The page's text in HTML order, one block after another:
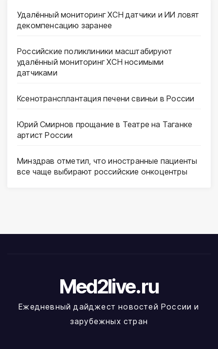
Удалённый мониторинг ХСН датчики и ИИ ловят
декомпенсацию заранее
Российские поликлиники масштабируют
удалённый мониторинг ХСН носимыми
датчиками
Ксенотрансплантация печени свиньи в России
Юрий Смирнов прощание в Театре на Таганке
артист России
Минздрав отметил, что иностранные пациенты
все чаще выбирают российские онкоцентры
Med2live.ru
Ежедневный дайджест новостей России и
зарубежных стран